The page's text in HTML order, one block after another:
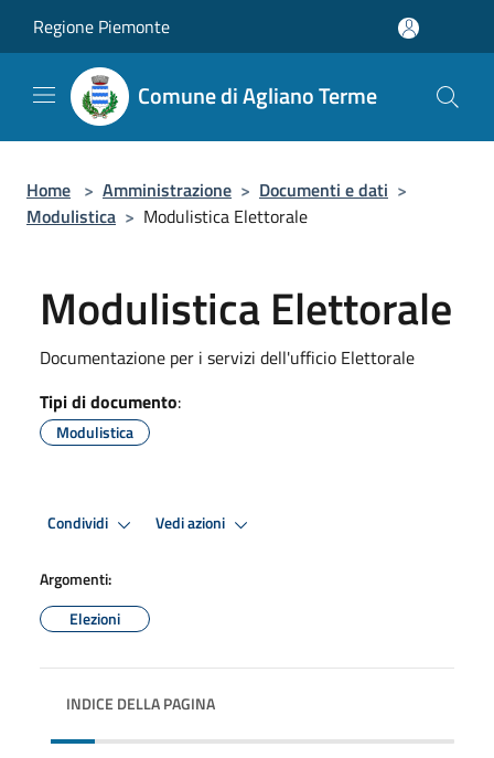
Regione Piemonte
Comune di Agliano Terme
Home > Amministrazione > Documenti e dati >
Modulistica > Modulistica Elettorale
Modulistica Elettorale
Documentazione per i servizi dell'ufficio Elettorale
Tipi di documento:
Modulistica
Condividi Vedi azioni
Argomenti:
Elezioni
INDICE DELLA PAGINA